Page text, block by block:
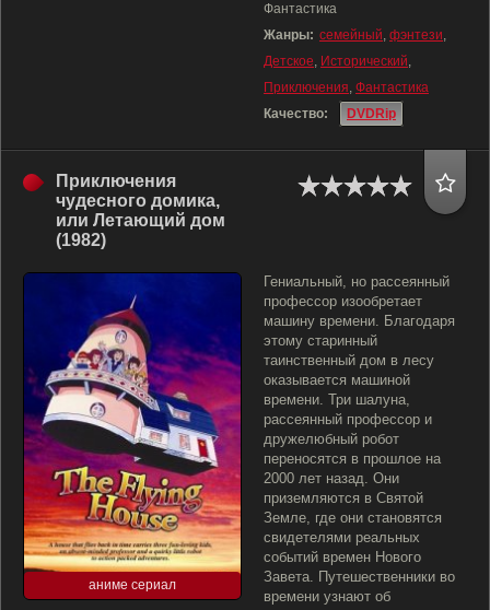
Фантастика
Жанры: семейный, фэнтези,
Детское, Исторический,
Приключения, Фантастика
Качество:
DVDRip
Приключения
чудесного домика,
или Летающий дом
(1982)
аниме сериал
Гениальный, но рассеянный
профессор изообретает
машину времени. Благодаря
этому старинный
таинственный дом в лесу
оказывается машиной
времени. Три шалуна,
рассеянный профессор и
дружелюбный робот
переносятся в прошлое на
2000 лет назад. Они
приземляются в Святой
Земле, где они становятся
свидетелями реальных
событий времен Нового
Завета. Путешественники во
времени узнают об